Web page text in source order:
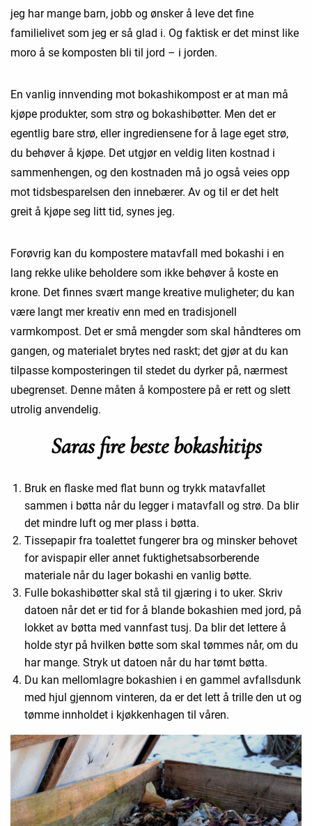
jeg har mange barn, jobb og ønsker å leve det fine
familielivet som jeg er så glad i. Og faktisk er det minst like
moro å se komposten bli til jord – i jorden.
En vanlig innvending mot bokashikompost er at man må
kjøpe produkter, som strø og bokashibøtter. Men det er
egentlig bare strø, eller ingrediensene for å lage eget strø,
du behøver å kjøpe. Det utgjør en veldig liten kostnad i
sammenhengen, og den kostnaden må jo også veies opp
mot tidsbesparelsen den innebærer. Av og til er det helt
greit å kjøpe seg litt tid, synes jeg.
Forøvrig kan du kompostere matavfall med bokashi i en
lang rekke ulike beholdere som ikke behøver å koste en
krone. Det finnes svært mange kreative muligheter; du kan
være langt mer kreativ enn med en tradisjonell
varmkompost. Det er små mengder som skal håndteres om
gangen, og materialet brytes ned raskt; det gjør at du kan
tilpasse komposteringen til stedet du dyrker på, nærmest
ubegrenset. Denne måten å kompostere på er rett og slett
utrolig anvendelig.
Saras fire beste bokashitips
Bruk en flaske med flat bunn og trykk matavfallet
sammen i bøtta når du legger i matavfall og strø. Da blir
det mindre luft og mer plass i bøtta.
Tissepapir fra toalettet fungerer bra og minsker behovet
for avispapir eller annet fuktighetsabsorberende
materiale når du lager bokashi en vanlig bøtte.
Fulle bokashibøtter skal stå til gjæring i to uker. Skriv
datoen når det er tid for å blande bokashien med jord, på
lokket av bøtta med vannfast tusj. Da blir det lettere å
holde styr på hvilken bøtte som skal tømmes når, om du
har mange. Stryk ut datoen når du har tømt bøtta.
Du kan mellomlagre bokashien i en gammel avfallsdunk
med hjul gjennom vinteren, da er det lett å trille den ut og
tømme innholdet i kjøkkenhagen til våren.